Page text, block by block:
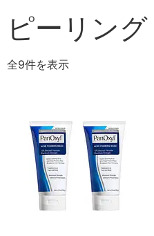
ピーリング
全9件を表示